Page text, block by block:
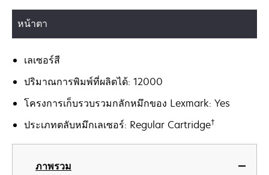
หน้าตา
เลเซอร์สี
ปริมาณการพิมพ์ที่ผลิตได้: 12000
โครงการเก็บรวบรวมกลักหมึกของ Lexmark: Yes
ประเภทตลับหมึกเลเซอร์: Regular Cartridge†
ภาพรวม